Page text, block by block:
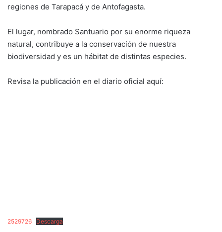
regiones de Tarapacá y de Antofagasta.
El lugar, nombrado Santuario por su enorme riqueza
natural, contribuye a la conservación de nuestra
biodiversidad y es un hábitat de distintas especies.
Revisa la publicación en el diario oficial aquí:
2529726 Descarga